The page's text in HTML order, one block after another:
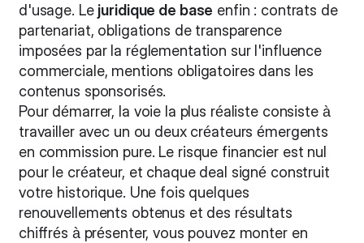
d'usage. Le juridique de base enfin : contrats de
partenariat, obligations de transparence
imposées par la réglementation sur l'influence
commerciale, mentions obligatoires dans les
contenus sponsorisés.
Pour démarrer, la voie la plus réaliste consiste à
travailler avec un ou deux créateurs émergents
en commission pure. Le risque financier est nul
pour le créateur, et chaque deal signé construit
votre historique. Une fois quelques
renouvellements obtenus et des résultats
chiffrés à présenter, vous pouvez monter en